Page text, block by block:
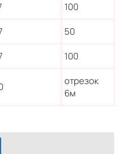
100
50
100
отрезок
6м